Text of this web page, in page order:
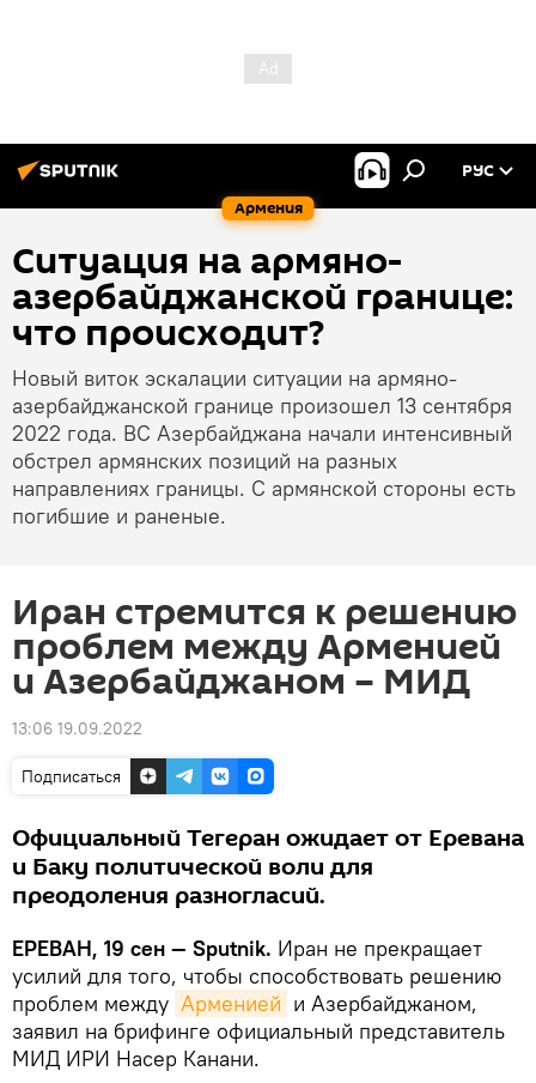
Армения
РУС
Ситуация на армяно-
азербайджанской границе:
что происходит?
Новый виток эскалации ситуации на армяно-
азербайджанской границе произошел 13 сентября
2022 года. ВС Азербайджана начали интенсивный
обстрел армянских позиций на разных
направлениях границы. С армянской стороны есть
погибшие и раненые.
Иран стремится к решению
проблем между Арменией
и Азербайджаном – МИД
13:06 19.09.2022
Подписаться
Официальный Тегеран ожидает от Еревана
и Баку политической воли для
преодоления разногласий.
ЕРЕВАН, 19 сен — Sputnik. Иран не прекращает
усилий для того, чтобы способствовать решению
проблем между Арменией и Азербайджаном,
заявил на брифинге официальный представитель
МИД ИРИ Насер Канани.